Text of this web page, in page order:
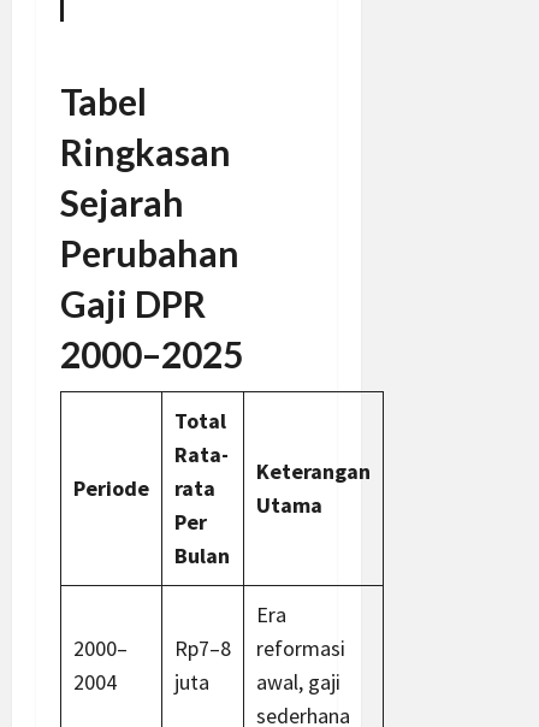
Tabel
Ringkasan
Sejarah
Perubahan
Gaji DPR
2000–2025
Periode
Total
Rata-
rata
Per
Bulan
Keterangan
Utama
2000–
2004
Rp7–8
juta
Era
reformasi
awal, gaji
sederhana